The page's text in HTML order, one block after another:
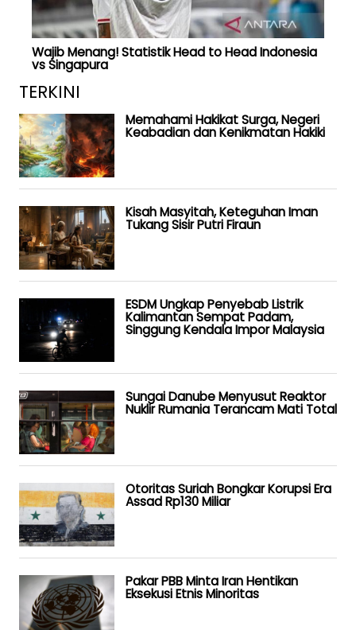
Wajib Menang! Statistik Head to Head Indonesia
vs Singapura
TERKINI
Memahami Hakikat Surga, Negeri
Keabadian dan Kenikmatan Hakiki
Kisah Masyitah, Keteguhan Iman
Tukang Sisir Putri Firaun
ESDM Ungkap Penyebab Listrik
Kalimantan Sempat Padam,
Singgung Kendala Impor Malaysia
Sungai Danube Menyusut Reaktor
Nuklir Rumania Terancam Mati Total
Otoritas Suriah Bongkar Korupsi Era
Assad Rp130 Miliar
Pakar PBB Minta Iran Hentikan
Eksekusi Etnis Minoritas